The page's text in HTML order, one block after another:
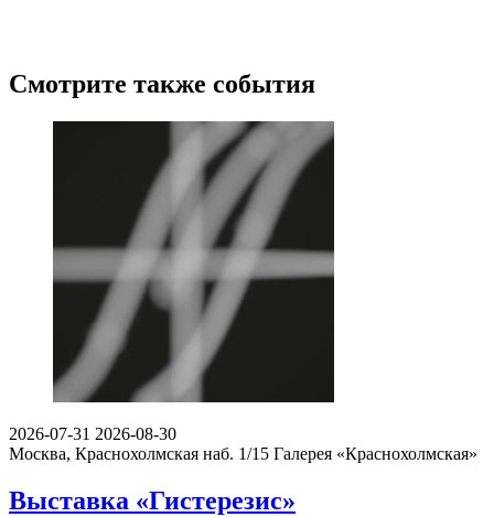
Смотрите также события
2026-07-31 2026-08-30
Москва, Краснохолмская наб. 1/15 Галерея «Краснохолмская»
Выставка «Гистерезис»